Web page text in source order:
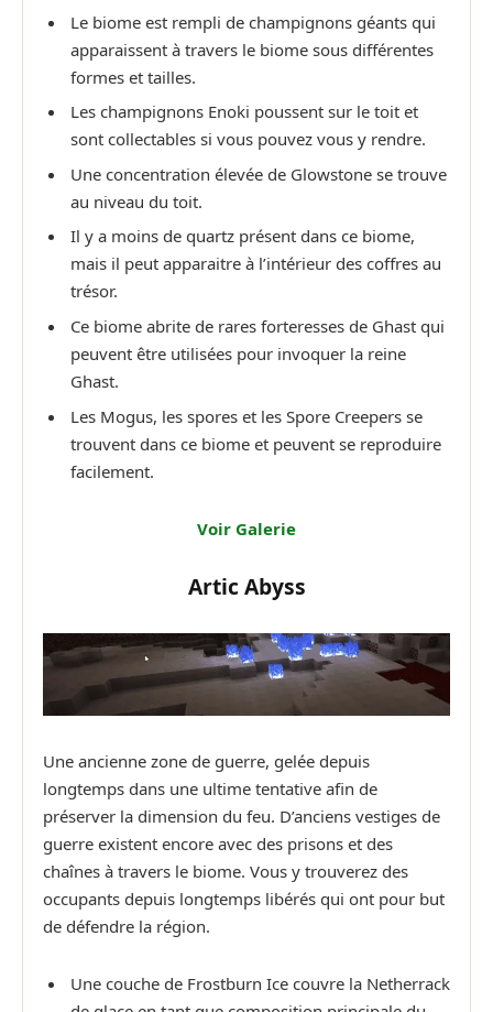
Le biome est rempli de champignons géants qui
apparaissent à travers le biome sous différentes
formes et tailles.
Les champignons Enoki poussent sur le toit et
sont collectables si vous pouvez vous y rendre.
Une concentration élevée de Glowstone se trouve
au niveau du toit.
Il y a moins de quartz présent dans ce biome,
mais il peut apparaitre à l’intérieur des coffres au
trésor.
Ce biome abrite de rares forteresses de Ghast qui
peuvent être utilisées pour invoquer la reine
Ghast.
Les Mogus, les spores et les Spore Creepers se
trouvent dans ce biome et peuvent se reproduire
facilement.
Voir Galerie
Artic Abyss
Une ancienne zone de guerre, gelée depuis
longtemps dans une ultime tentative afin de
préserver la dimension du feu. D’anciens vestiges de
guerre existent encore avec des prisons et des
chaînes à travers le biome. Vous y trouverez des
occupants depuis longtemps libérés qui ont pour but
de défendre la région.
Une couche de Frostburn Ice couvre la Netherrack